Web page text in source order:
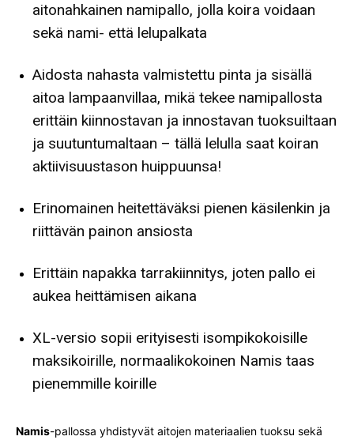
aitonahkainen namipallo, jolla koira voidaan
sekä nami- että lelupalkata
Aidosta nahasta valmistettu pinta ja sisällä
aitoa lampaanvillaa, mikä tekee namipallosta
erittäin kiinnostavan ja innostavan tuoksuiltaan
ja suutuntumaltaan – tällä lelulla saat koiran
aktiivisuustason huippuunsa!
Erinomainen heitettäväksi pienen käsilenkin ja
riittävän painon ansiosta
Erittäin napakka tarrakiinnitys, joten pallo ei
aukea heittämisen aikana
XL-versio sopii erityisesti isompikokoisille
maksikoirille, normaalikokoinen Namis taas
pienemmille koirille
Namis-pallossa yhdistyvät aitojen materiaalien tuoksu sekä